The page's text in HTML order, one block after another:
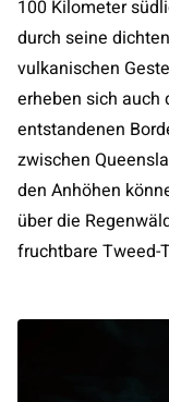
100 Kilometer
durch seine
vulkanischen
erheben sich auch
entstandenen
zwischen
den Anhöhen
über die
fruchtbare Tweed-